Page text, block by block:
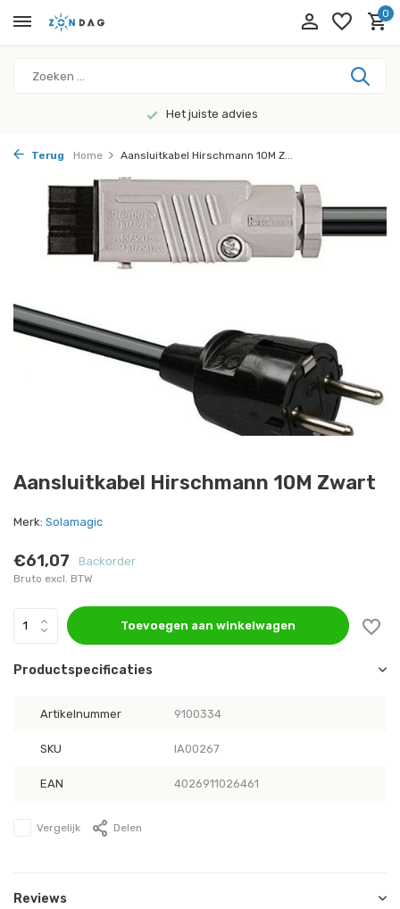
0
Het juiste advies
Terug Home Aansluitkabel Hirschmann 10M Z...
Aansluitkabel Hirschmann 10M Zwart
Merk: Solamagic
€61,07 Backorder
Bruto excl. BTW
Toevoegen aan winkelwagen
Productspecificaties
Artikelnummer 9100334
SKU IA00267
EAN 4026911026461
Vergelijk Delen
Reviews